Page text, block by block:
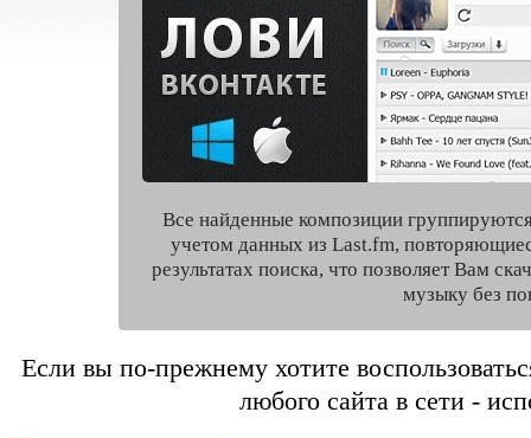
Все найденные композиции
учетом данных из Last.fm,
результатах поиска, что позволяет Вам
музыку без
Если вы по-прежнему хотите
любого сайта в сети -